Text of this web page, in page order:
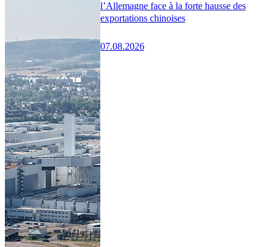
l’Allemagne face à la forte hausse des
exportations chinoises
07.08.2026